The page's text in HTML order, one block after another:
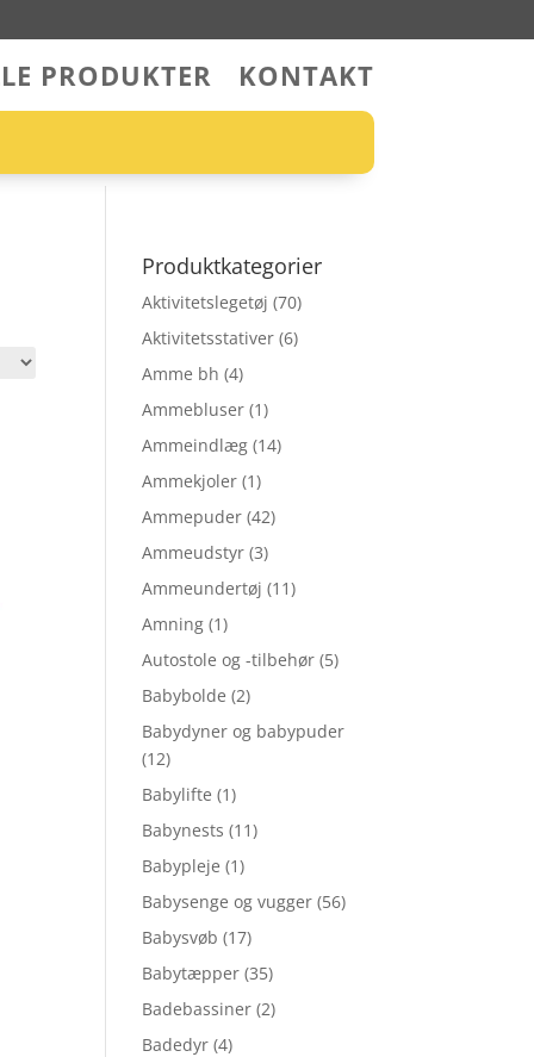
PRODUKTER KONTAKT
Produktkategorier
Aktivitetslegetøj (70)
Aktivitetsstativer (6)
Amme bh (4)
Ammebluser (1)
Ammeindlæg (14)
Ammekjoler (1)
Ammepuder (42)
Ammeudstyr (3)
Ammeundertøj (11)
Amning (1)
Autostole og -tilbehør (5)
Babybolde (2)
Babydyner og babypuder
(12)
Babylifte (1)
Babynests (11)
Babypleje (1)
Babysenge og vugger (56)
Babysvøb (17)
Babytæpper (35)
Badebassiner (2)
Badedyr (4)